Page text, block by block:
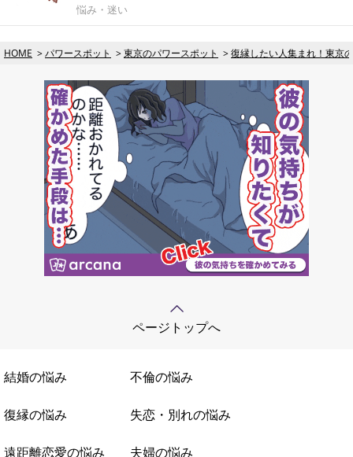
悩み・迷い
HOME パワースポット 東京のパワースポット 復縁したい人集まれ！東京
ページトップへ
結婚の悩み 不倫の悩み
復縁の悩み 失恋・別れの悩み
遠距離恋愛の悩み 夫婦の悩み